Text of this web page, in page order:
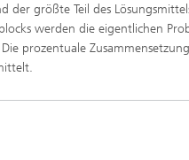
größte Teil des
werden die eigentlichen
prozentuale